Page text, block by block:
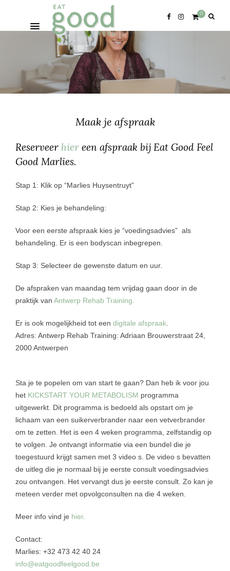
0
Maak je afspraak
Reserveer hier een afspraak bij Eat Good Feel
Good Marlies.
Stap 1: Klik op “Marlies Huysentruyt”
Stap 2: Kies je behandeling:
Voor een eerste afspraak kies je “voedingsadvies” als
behandeling. Er is een bodyscan inbegrepen.
Stap 3: Selecteer de gewenste datum en uur.
De afspraken van maandag tem vrijdag gaan door in de
praktijk van Antwerp Rehab Training.
Er is ook mogelijkheid tot een digitale afspraak
Adres: Antwerp Rehab Training: Adriaan Brouwerstraat 24,
2000 Antwerpen
Sta je te popelen om van start te gaan? Dan heb ik voor jou
het KICKSTART YOUR METABOLISM programma
uitgewerkt. Dit programma is bedoeld als opstart om je
lichaam van een suikerverbrander naar een vetverbrander
om te zetten. Het is een 4 weken programma, zelfstandig op
te volgen. Je ontvangt informatie via een bundel die je
toegestuurd krijgt samen met 3 video s. De video s bevatten
de uitleg die je normaal bij je eerste consult voedingsadvies
zou ontvangen. Het vervangt dus je eerste consult. Zo kan je
meteen verder met opvolgconsulten na die 4 weken.
Meer info vind je hier.
Contact:
Marlies: +32 473 42 40 24
info@eatgoodfeelgood.be